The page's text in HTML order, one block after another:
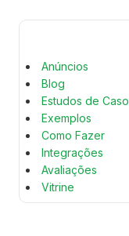
Anúncios
Blog
Estudos de Caso
Exemplos
Como Fazer
Integrações
Avaliações
Vitrine